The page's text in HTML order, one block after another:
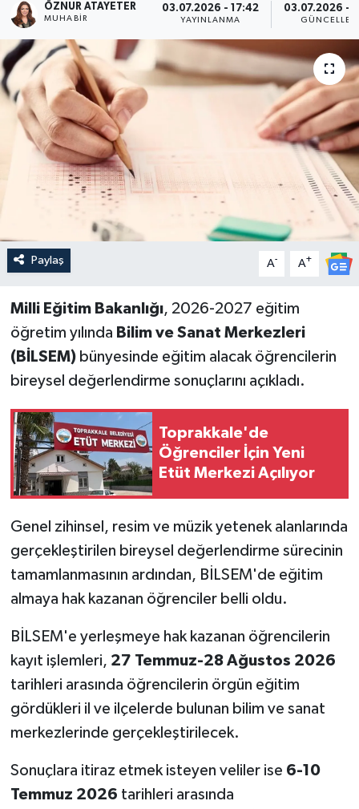
ÖZNUR ATAYETER
MUHABIR
03.07.2026 - 17:42
YAYINLANMA
03.07.2026 -
Paylaş A- A+
Milli Eğitim Bakanlığı, 2026-2027 eğitim
öğretim yılında Bilim ve Sanat Merkezleri
(BİLSEM)bünyesinde eğitim alacak öğrencilerin
bireysel değerlendirme sonuçlarını açıkladı.
Toprakkale'de
Öğrenciler İçin Yeni
Etüt Merkezi Açılıyor
Genel zihinsel, resim ve müzik yetenek alanlarında
gerçekleştirilen bireysel değerlendirme sürecinin
tamamlanmasının ardından, BİLSEM'de eğitim
almaya hak kazanan öğrenciler belli oldu.
BİLSEM'e yerleşmeye hak kazanan öğrencilerin
kayıt işlemleri, 27 Temmuz-28 Ağustos 2026
tarihleri arasında öğrencilerin örgün eğitim
gördükleri il ve ilçelerde bulunan bilim ve sanat
merkezlerinde gerçekleştirilecek.
Sonuçlara itiraz etmek isteyen veliler ise 6-10
Temmuz 2026 tarihleri arasında